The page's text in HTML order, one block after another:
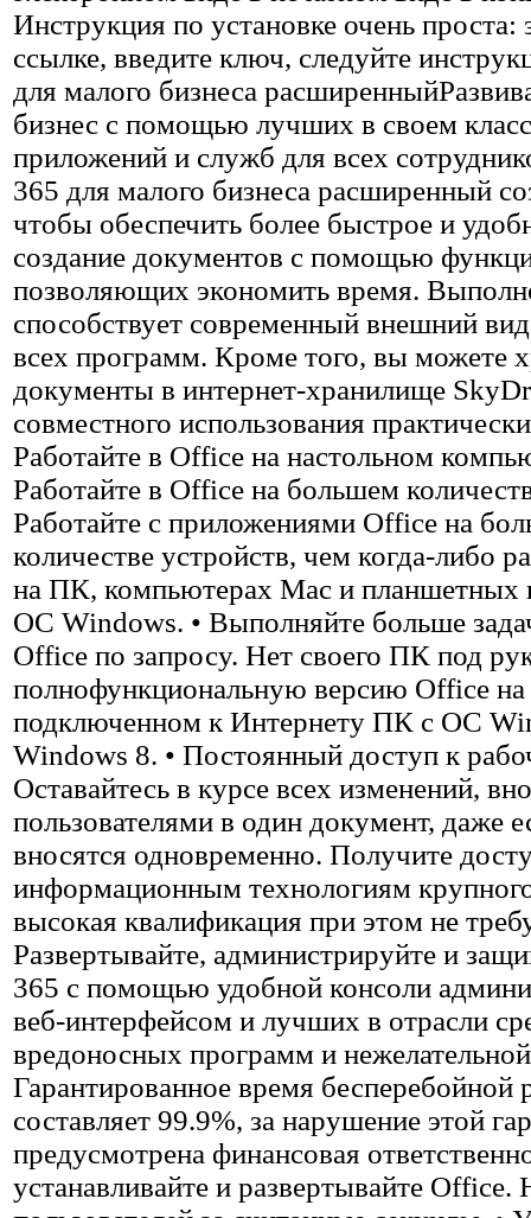
Инструкция по установке очень проста:
ссылке, введите ключ, следуйте
для малого бизнеса
бизнес с помощью лучших в своем
приложений и служб для всех
365 для малого бизнеса расширенный
чтобы обеспечить более быстрое и
создание документов с помощью
позволяющих экономить время.
способствует современный внешний
всех программ. Кроме того, вы можете
документы в интернет-хранилище
совместного использования
Работайте в Office на настольном
Работайте в Office на большем
Работайте с приложениями Office на
количестве устройств, чем когда-либо
на ПК, компьютерах Mac и планшетных
ОС Windows. • Выполняйте больше
Office по запросу. Нет своего ПК под
полнофункциональную версию Office
подключенном к Интернету ПК с ОС
Windows 8. • Постоянный доступ к
Оставайтесь в курсе всех изменений,
пользователями в один документ, даже
вносятся одновременно. Получите
информационным технологиям
высокая квалификация при этом не
Развертывайте, администрируйте и
365 с помощью удобной консоли
веб-интерфейсом и лучших в отрасли
вредоносных программ и
Гарантированное время бесперебойной
составляет 99.9%, за нарушение этой
предусмотрена финансовая
устанавливайте и развертывайте Office.